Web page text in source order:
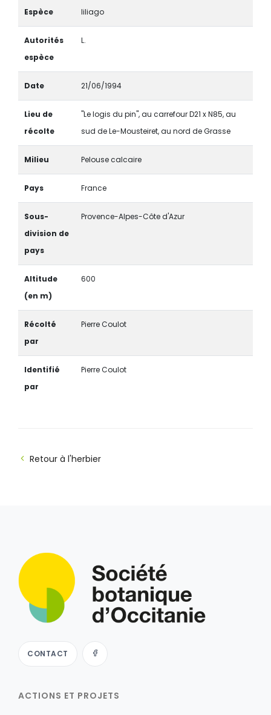
Espèce liliago
Autorités
espèce
L.
Date 21/06/1994
Lieu de
récolte
"Le logis du pin", au carrefour D21 x N85, au
sud de Le-Mousteiret, au nord de Grasse
Milieu Pelouse calcaire
Pays France
Sous-
division de
pays
Provence-Alpes-Côte d'Azur
Altitude
(en m)
600
Récolté
par
Pierre Coulot
Identifié
par
Pierre Coulot
Retour à l'herbier
CONTACT
ACTIONS ET PROJETS